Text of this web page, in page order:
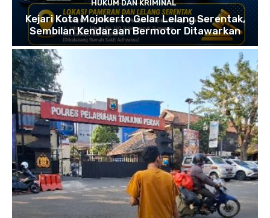
HUKUM DAN KRIMINAL
Kejari Kota Mojokerto Gelar Lelang Serentak,
Sembilan Kendaraan Bermotor Ditawarkan